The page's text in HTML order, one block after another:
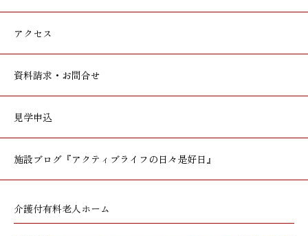
アクセス
資料請求・お問合せ
見学申込
施設ブログ 『アクティブライフの日々是好日』
介護付有料老人ホーム